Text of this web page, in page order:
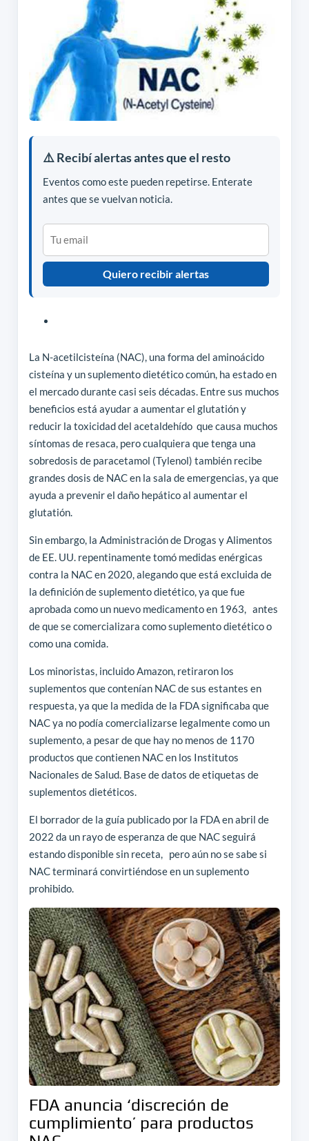
⚠️ Recibí alertas antes que el resto
Eventos como este pueden repetirse. Enterate
antes que se vuelvan noticia.
Quiero recibir alertas
La N-acetilcisteína (NAC), una forma del aminoácido
cisteína y un suplemento dietético común, ha estado en
el mercado durante casi seis décadas. Entre sus muchos
beneficios está ayudar a aumentar el glutatión y
reducir la toxicidad del acetaldehído que causa muchos
síntomas de resaca, pero cualquiera que tenga una
sobredosis de paracetamol (Tylenol) también recibe
grandes dosis de NAC en la sala de emergencias, ya que
ayuda a prevenir el daño hepático al aumentar el
glutatión.
Sin embargo, la Administración de Drogas y Alimentos
de EE. UU. repentinamente tomó medidas enérgicas
contra la NAC en 2020, alegando que está excluida de
la definición de suplemento dietético, ya que fue
aprobada como un nuevo medicamento en 1963, antes
de que se comercializara como suplemento dietético o
como una comida.
Los minoristas, incluido Amazon, retiraron los
suplementos que contenían NAC de sus estantes en
respuesta, ya que la medida de la FDA significaba que
NAC ya no podía comercializarse legalmente como un
suplemento, a pesar de que hay no menos de 1170
productos que contienen NAC en los Institutos
Nacionales de Salud. Base de datos de etiquetas de
suplementos dietéticos.
El borrador de la guía publicado por la FDA en abril de
2022 da un rayo de esperanza de que NAC seguirá
estando disponible sin receta, pero aún no se sabe si
NAC terminará convirtiéndose en un suplemento
prohibido.
FDA anuncia ‘discreción de
cumplimiento’ para productos